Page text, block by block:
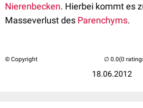
Nierenbecken. Hierbei kommt es
Masseverlust des Parenchyms.
© Copyright
18.06.2012
(0